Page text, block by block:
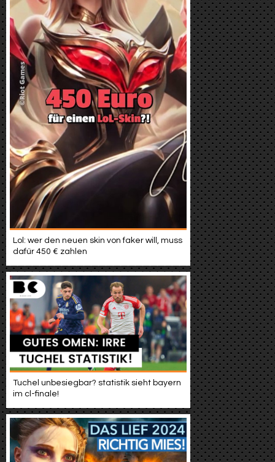
Lol: wer den neuen skin von faker will, muss
dafür 450 € zahlen
Tuchel unbesiegbar? statistik sieht bayern
im cl-finale!